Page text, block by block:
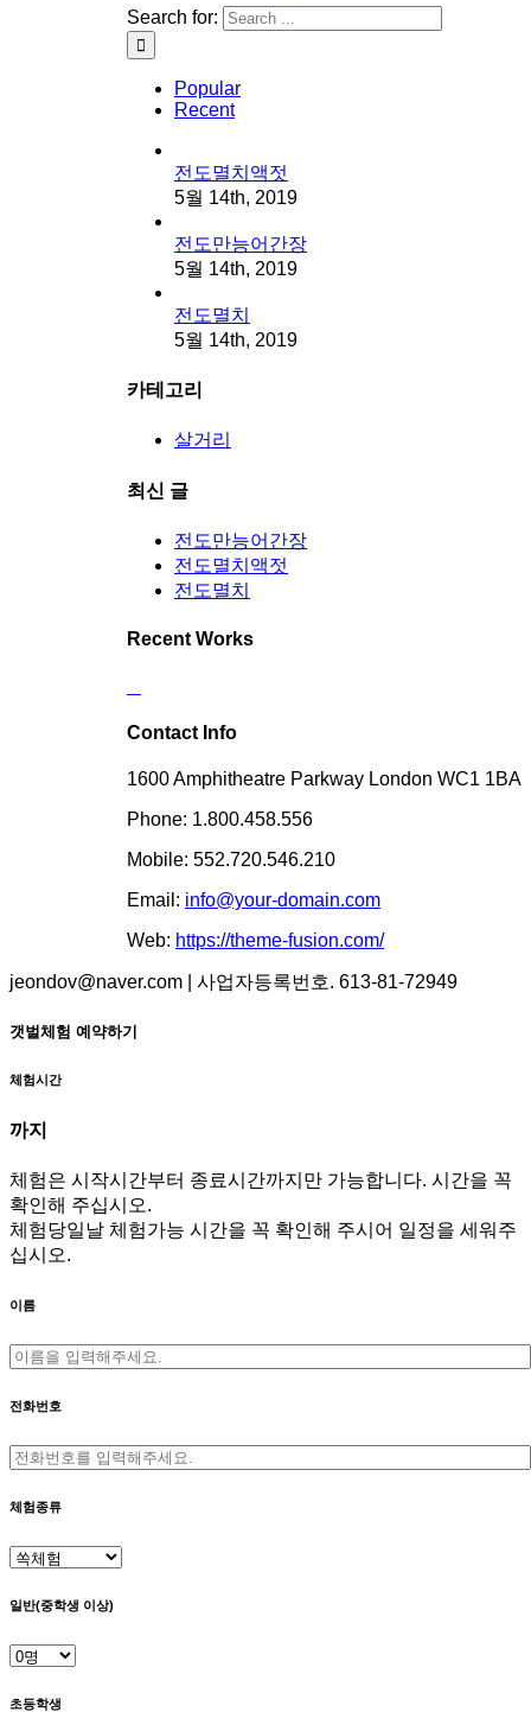
Search for:
Popular
Recent
전도멸치액젓
5월 14th, 2019
전도만능어간장
5월 14th, 2019
전도멸치
5월 14th, 2019
카테고리
살거리
최신 글
전도만능어간장
전도멸치액젓
전도멸치
Recent Works
Contact Info
1600 Amphitheatre Parkway London WC1 1BA
Phone: 1.800.458.556
Mobile: 552.720.546.210
Email: info@your-domain.com
Web: https://theme-fusion.com/
jeondov@naver.com | 사업자등록번호. 613-81-72949
갯벌체험 예약하기
체험시간
까지
체험은 시작시간부터 종료시간까지만 가능합니다. 시간을 꼭
확인해 주십시오.
체험당일날 체험가능 시간을 꼭 확인해 주시어 일정을 세워주
십시오.
이름
전화번호
체험종류
일반(중학생 이상)
초등학생